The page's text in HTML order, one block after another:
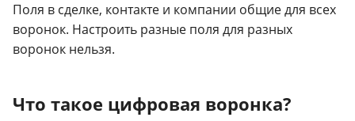
Поля в сделке, контакте и компании общие для всех
воронок. Настроить разные поля для разных
воронок нельзя.
Что такое цифровая воронка?